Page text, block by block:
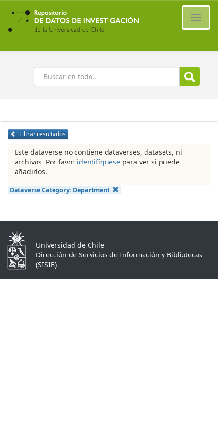
Ir
contenido
principal
Buscar
Filtrar resultados
Este dataverse no contiene dataverses, datasets, ni
archivos. Por favor identifíquese para ver si puede
añadirlos.
Dataverse Category: Department
Universidad de Chile
Dirección de Servicios de Información y Bibliotecas
(SISIB)